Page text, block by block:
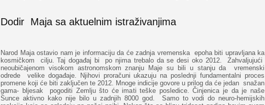
Dodir Maja sa aktuelnim istraživanjima
Narod Maja ostavio nam je informaciju da će zadnja vremenska epoha biti upravljana ka
kosmičkom cilju. Taj događaj bi po njima trebalo da se desi oko 2012. Zahvaljujući
neoubičajenom visokom astronomskom znanju Maje su bili u stanju da vremenski
odrede velike događaje. Njihovi proračuni ukazuju na poslednji fundamentalni proces
promene koji će biti zaključen te 2012. Mnoge indicije govore u prilog da će jedan snažan
gama- bljesak pogoditi Zemlju što će imati teške posledice. Činjenica je da je naše
Sunce aktivno kako nije bilo u zadnjih 8000 god. Samo to vodi do neuro-hemijskih